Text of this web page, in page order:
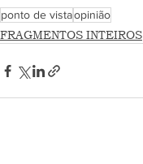
ponto de vistaopinião
FRAGMENTOS INTEIROS